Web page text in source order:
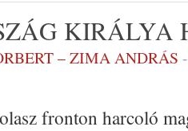
KIRÁLYA
– ZIMA ANDRÁS
fronton harcoló